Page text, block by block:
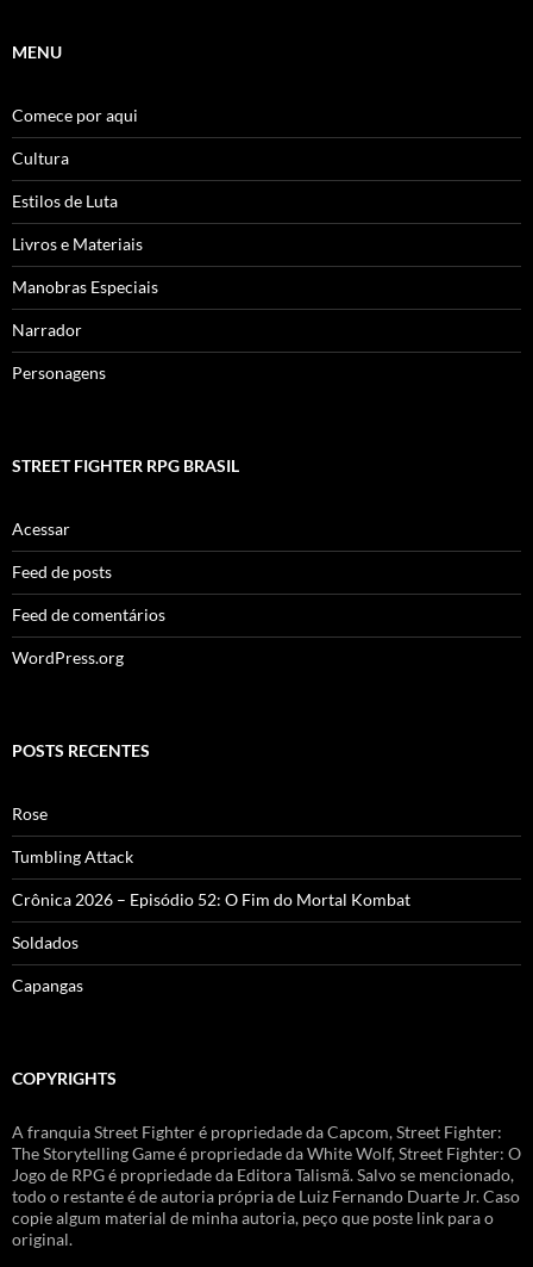
MENU
Comece por aqui
Cultura
Estilos de Luta
Livros e Materiais
Manobras Especiais
Narrador
Personagens
STREET FIGHTER RPG BRASIL
Acessar
Feed de posts
Feed de comentários
WordPress.org
POSTS RECENTES
Rose
Tumbling Attack
Crônica 2026 – Episódio 52: O Fim do Mortal Kombat
Soldados
Capangas
COPYRIGHTS
A franquia Street Fighter é propriedade da Capcom, Street Fighter:
The Storytelling Game é propriedade da White Wolf, Street Fighter: O
Jogo de RPG é propriedade da Editora Talismã. Salvo se mencionado,
todo o restante é de autoria própria de Luiz Fernando Duarte Jr. Caso
copie algum material de minha autoria, peço que poste link para o
original.